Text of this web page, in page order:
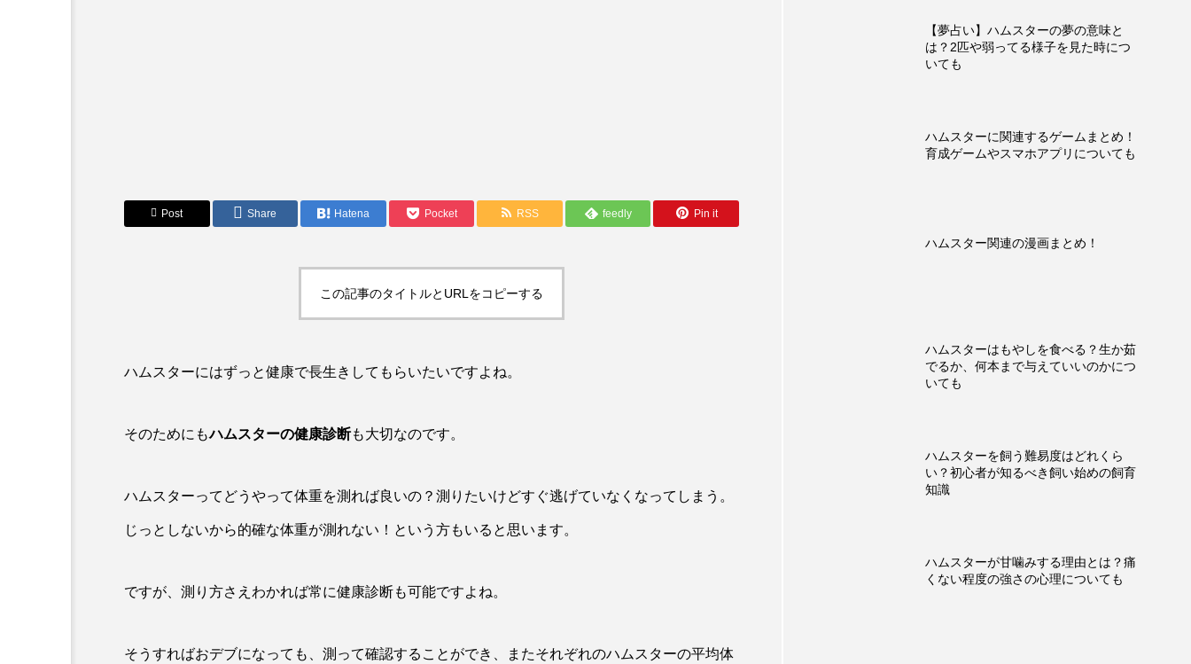
Post Share Hatena Pocket RSS feedly Pin it
この記事のタイトルとURLをコピーする
ハムスターにはずっと健康で長生きしてもらいたいですよね。
そのためにもハムスターの健康診断も大切なのです。
ハムスターってどうやって体重を測れば良いの？測りたいけどすぐ逃げていなくなってしまう。
じっとしないから的確な体重が測れない！という方もいると思います。
ですが、測り方さえわかれば常に健康診断も可能ですよね。
そうすればおデブになっても、測って確認することができ、またそれぞれのハムスターの平均体
【夢占い】ハムスターの夢の意味と
は？2匹や弱ってる様子を見た時につ
いても
ハムスターに関連するゲームまとめ！
育成ゲームやスマホアプリについても
ハムスター関連の漫画まとめ！
ハムスターはもやしを食べる？生か茹
でるか、何本まで与えていいのかにつ
いても
ハムスターを飼う難易度はどれくら
い？初心者が知るべき飼い始めの飼育
知識
ハムスターが甘噛みする理由とは？痛
くない程度の強さの心理についても